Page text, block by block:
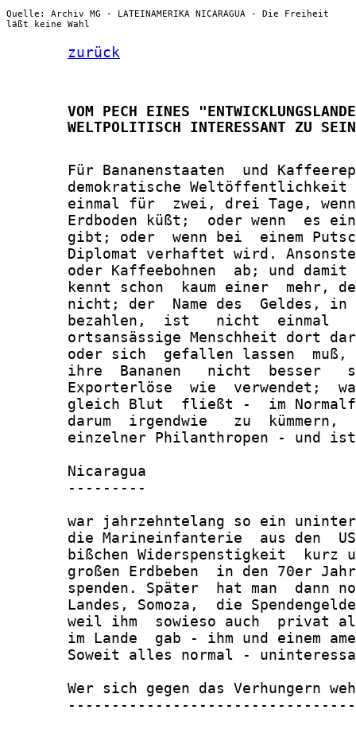
Quelle: Archiv MG - LATEINAMERIKA NICARAGUA - Die Freiheit
läßt keine Wahl
zurück
VOM PECH EINES
       WELTPOLITISCH INTERESSANT ZU SEIN
Für Bananenstaaten  und
demokratische
einmal für  zwei, drei Tage,
Erdboden küßt;  oder wenn  es
gibt; oder  wenn bei  einem
Diplomat verhaftet wird.
oder Kaffeebohnen  ab; und
kennt schon  kaum einer  mehr,
nicht; der  Name des  Geldes,
bezahlen,  ist   nicht  einmal
ortsansässige Menschheit dort
oder sich  gefallen lassen
ihre  Bananen   nicht  besser
Exporterlöse  wie  verwendet;
gleich Blut  fließt -  im
darum  irgendwie   zu  kümmern,
einzelner Philanthropen - und
       Nicaragua
       ---------
war jahrzehntelang so ein
die Marineinfanterie  aus den
bißchen Widerspenstigkeit  kurz
großen Erdbeben  in den 70er
spenden. Später  hat man  dann
Landes, Somoza,  die
weil ihm  sowieso auch  privat
im Lande  gab - ihm und einem
Soweit alles normal -
Wer sich gegen das Verhungern